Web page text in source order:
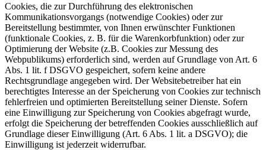
Cookies, die zur Durchführung des elektronischen
Kommunikationsvorgangs (notwendige Cookies) oder zur
Bereitstellung bestimmter, von Ihnen erwünschter Funktionen
(funktionale Cookies, z. B. für die Warenkorbfunktion) oder zur
Optimierung der Website (z.B. Cookies zur Messung des
Webpublikums) erforderlich sind, werden auf Grundlage von Art. 6
Abs. 1 lit. f DSGVO gespeichert, sofern keine andere
Rechtsgrundlage angegeben wird. Der Websitebetreiber hat ein
berechtigtes Interesse an der Speicherung von Cookies zur technisch
fehlerfreien und optimierten Bereitstellung seiner Dienste. Sofern
eine Einwilligung zur Speicherung von Cookies abgefragt wurde,
erfolgt die Speicherung der betreffenden Cookies ausschließlich auf
Grundlage dieser Einwilligung (Art. 6 Abs. 1 lit. a DSGVO); die
Einwilligung ist jederzeit widerrufbar.